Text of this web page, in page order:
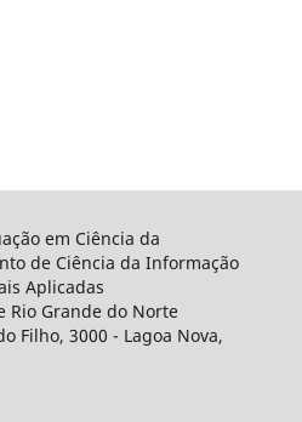
em Ciência da
de Ciência da Informação
Aplicadas
Rio Grande do Norte
Filho, 3000 - Lagoa Nova,